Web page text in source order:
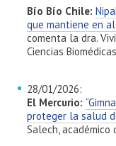
Bío Bío Chile:
que mantiene en
comenta la dra.
Ciencias Biomédicas
28/01/2026:
El Mercurio:
proteger la salud
Salech,